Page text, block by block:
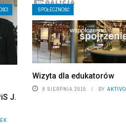
J.
SPOŁECZNOŚĆ
Wizyta dla edukatorów
8 SIERPNIA 2015 BY AKTIVO